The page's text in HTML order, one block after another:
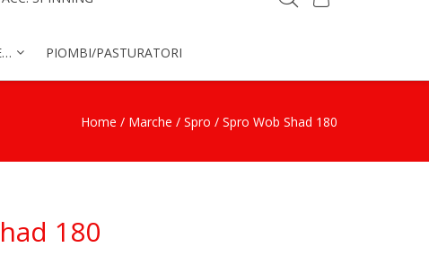
PIOMBI/PASTURATORI
Home / Marche / Spro / Spro Wob Shad 180
180